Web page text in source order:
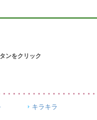
ンをクリック
キラキラ